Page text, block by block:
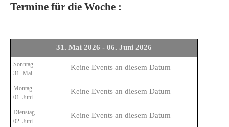
Termine für die Woche :
31. Mai 2026 - 06. Juni 2026
Sonntag
31. Mai
Keine Events an diesem Datum
Montag
01. Juni
Keine Events an diesem Datum
Dienstag
02. Juni
Keine Events an diesem Datum